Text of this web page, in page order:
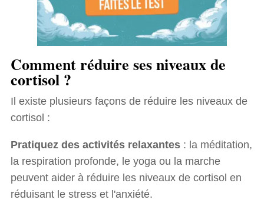
Comment réduire ses niveaux de
cortisol ?
Il existe plusieurs façons de réduire les niveaux de
cortisol :
Pratiquez des activités relaxantes: la méditation,
la respiration profonde, le yoga ou la marche
peuvent aider à réduire les niveaux de cortisol en
réduisant le stress et l'anxiété.